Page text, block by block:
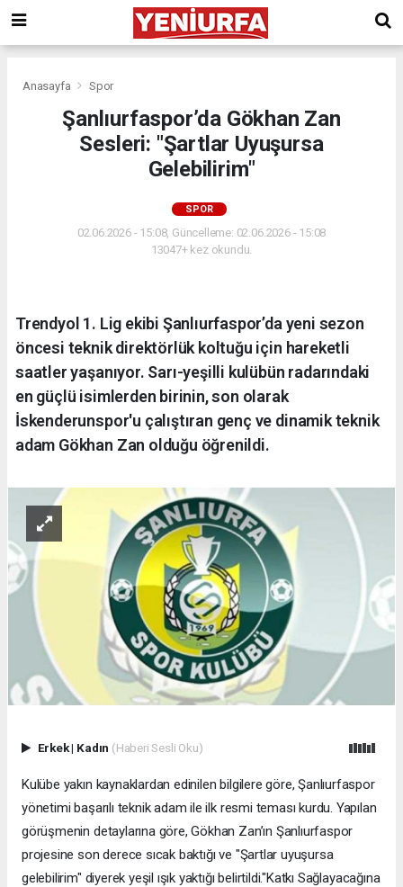
Anasayfa Spor
​Şanlıurfaspor’da Gökhan Zan
Sesleri: "Şartlar Uyuşursa
Gelebilirim"
SPOR
02.06.2026 - 15:08, Güncelleme: 02.06.2026 - 15:08
13047+ kez okundu.
Trendyol 1. Lig ekibi Şanlıurfaspor’da yeni sezon
öncesi teknik direktörlük koltuğu için hareketli
saatler yaşanıyor. Sarı-yeşilli kulübün radarındaki
en güçlü isimlerden birinin, son olarak
İskenderunspor'u çalıştıran genç ve dinamik teknik
adam Gökhan Zan olduğu öğrenildi.
Erkek| Kadın (Haberi Sesli Oku)
​Kulübe yakın kaynaklardan edinilen bilgilere göre, Şanlıurfaspor
yönetimi başarılı teknik adam ile ilk resmi teması kurdu. Yapılan
görüşmenin detaylarına göre, Gökhan Zan’ın Şanlıurfaspor
projesine son derece sıcak baktığı ve "Şartlar uyuşursa
gelebilirim" diyerek yeşil ışık yaktığı belirtildi. ​"Katkı Sağlayacağına